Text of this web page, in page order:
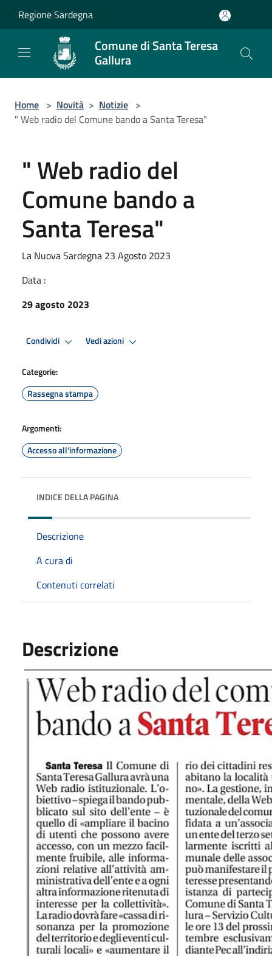
Regione Sardegna
Comune di Santa Teresa
Gallura
Home > Novità > Notizie >
" Web radio del Comune bando a Santa Teresa"
" Web radio del
Comune bando a
Santa Teresa"
La Nuova Sardegna 23 Agosto 2023
Data :
29 agosto 2023
Condividi Vedi azioni
Categorie:
Rassegna stampa
Argomenti:
Accesso all'informazione
INDICE DELLA PAGINA
Descrizione
A cura di
Contenuti correlati
Descrizione